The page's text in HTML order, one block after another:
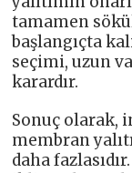
tamamen
başlangıçta
seçimi, uzun
karardır.
Sonuç olarak,
membran
daha